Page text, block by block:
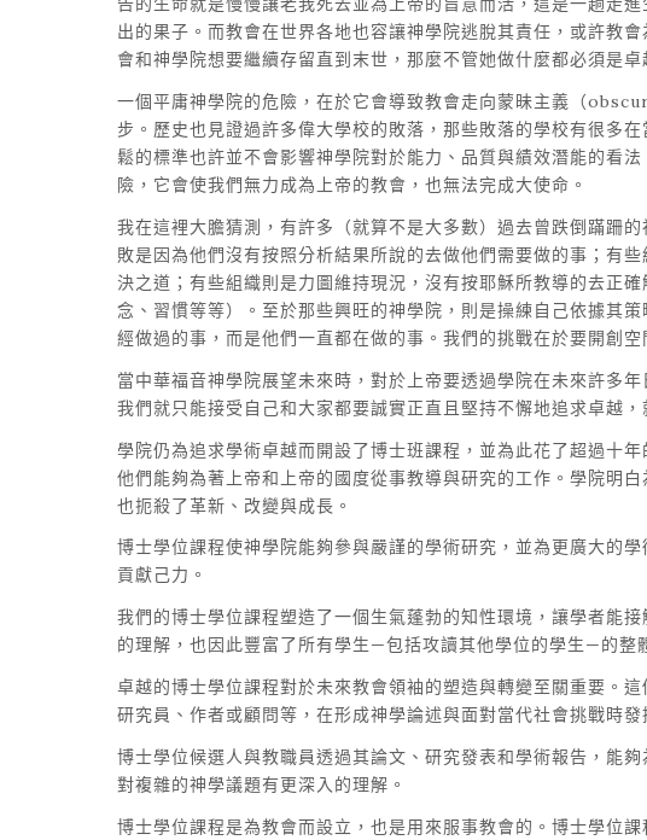
出的果子。而教會在世界各地也容讓神學院逃脫其責任，或許教
會和神學院想要繼續存留直到末世，那麼不管她做什麼都必須是
一個平庸神學院的危險，在於它會導致教會走向蒙昧主義（
步。歷史也見證過許多偉大學校的敗落，那些敗落的學校有很多
鬆的標準也許並不會影響神學院對於能力、品質與績效潛能的看
險，它會使我們無力成為上帝的教會，也無法完成大使命。
我在這裡大膽猜測，有許多（就算不是大多數）過去曾跌倒蹣跚
敗是因為他們沒有按照分析結果所說的去做他們需要做的事；有
決之道；有些組織則是力圖維持現況，沒有按耶穌所教導的去正
念、習慣等等）。至於那些興旺的神學院，則是操練自己依據其
經做過的事，而是他們一直都在做的事。我們的挑戰在於要開創
當中華福音神學院展望未來時，對於上帝要透過學院在未來許多
我們就只能接受自己和大家都要誠實正直且堅持不懈地追求卓越
學院仍為追求學術卓越而開設了博士班課程，並為此花了超過十
他們能夠為著上帝和上帝的國度從事教導與研究的工作。學院明
也扼殺了革新、改變與成長。
博士學位課程使神學院能夠參與嚴謹的學術研究，並為更廣大的
貢獻己力。
我們的博士學位課程塑造了一個生氣蓬勃的知性環境，讓學者能
的理解，也因此豐富了所有學生—包括攻讀其他學位的學生—的整
卓越的博士學位課程對於未來教會領袖的塑造與轉變至關重要。
研究員、作者或顧問等，在形成神學論述與面對當代社會挑戰時發
博士學位候選人與教職員透過其論文、研究發表和學術報告，能
對複雜的神學議題有更深入的理解。
博士學位課程是為教會而設立，也是用來服事教會的。博士學位